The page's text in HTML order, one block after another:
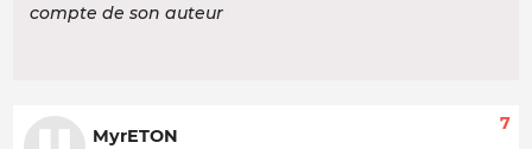
compte de son auteur
MyrETON
7